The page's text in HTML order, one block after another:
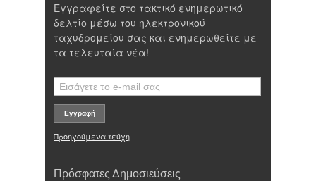
Εγγραφείτε στο τακτικό ενημερωτικό
δελτίο μέσω του ηλεκτρονικού
ταχυδρομείου σας και ενημερωθείτε με
τα τελευταία νέα!
Προηγούμενα τεύχη
Πρόσφατες Δημοσιεύσεις